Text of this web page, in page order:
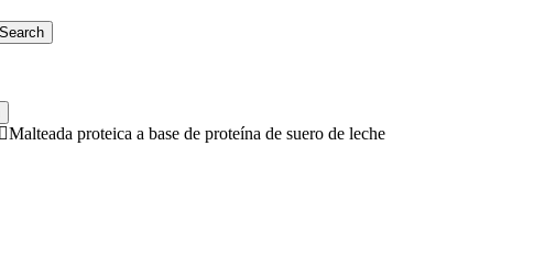
Search
Malteada proteica a base de proteína de suero de leche